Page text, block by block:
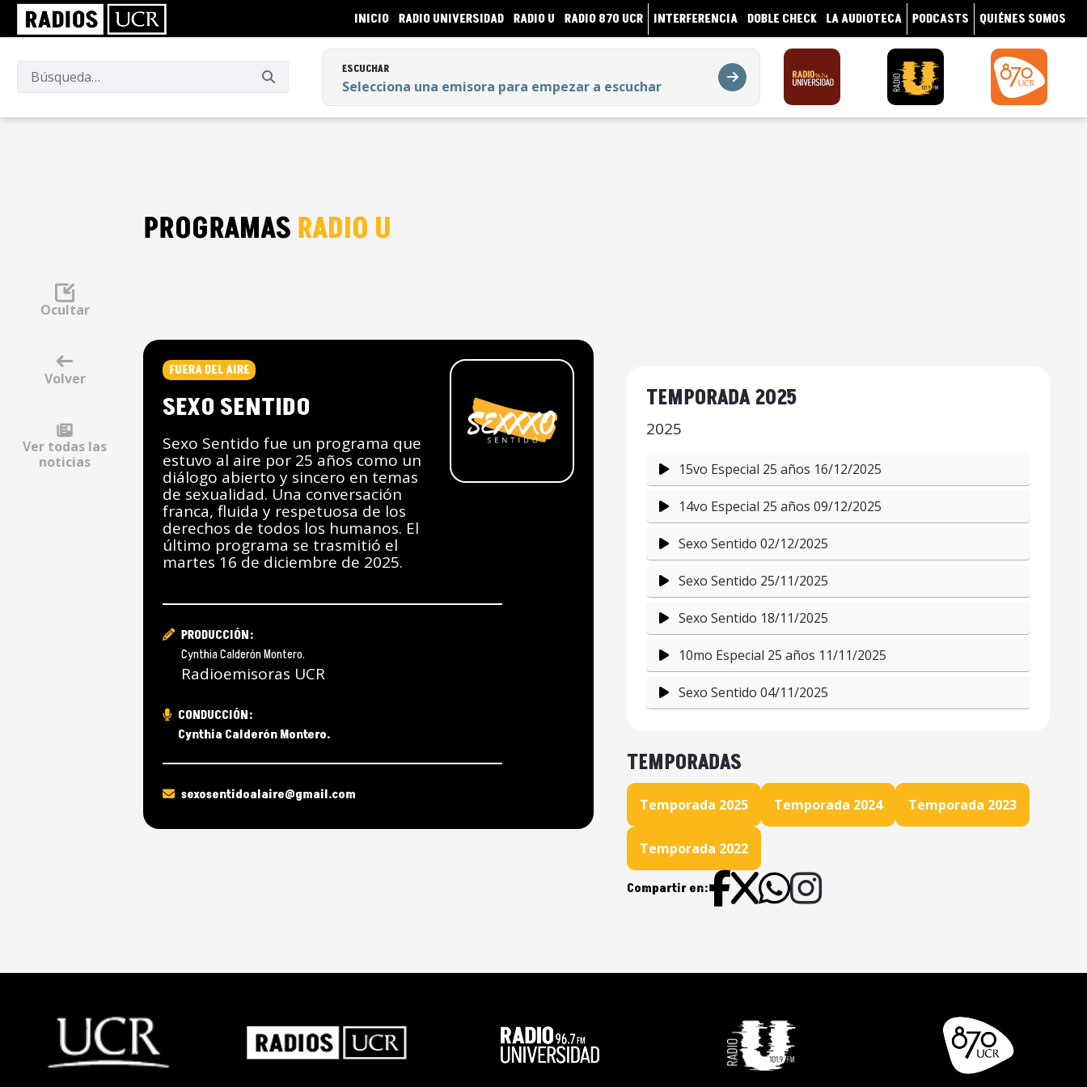
INICIO RADIO UNIVERSIDAD RADIO U RADIO 870 UCR INTERFERENCIA DOBLE CHECK LA AUDIOTECA PODCASTS QUIÉNES SOMOS
ESCUCHAR
Selecciona una emisora para empezar a escuchar
Selecciona una emisora para empezar a escuchar
Ocultar
Volver
Ver todas las
noticias
PROGRAMAS RADIO U
FUERA DEL AIRE
SEXO SENTIDO
Sexo Sentido fue un programa que
estuvo al aire por 25 años como un
diálogo abierto y sincero en temas
de sexualidad. Una conversación
franca, fluida y respetuosa de los
derechos de todos los humanos. El
último programa se trasmitió el
martes 16 de diciembre de 2025.
PRODUCCIÓN:
Cynthia Calderón Montero.
Radioemisoras UCR
CONDUCCIÓN:
Cynthia Calderón Montero.
sexosentidoalaire@gmail.com
TEMPORADA 2025
2025
15vo Especial 25 años 16/12/2025
14vo Especial 25 años 09/12/2025
Sexo Sentido 02/12/2025
Sexo Sentido 25/11/2025
Sexo Sentido 18/11/2025
10mo Especial 25 años 11/11/2025
Sexo Sentido 04/11/2025
7mo Especial 25 años 21/10/2025
6to Especial 25 años 14/10/2025
4to Especial 25 años 30/09/2025
3er Especial 25 años 23/09/2025
Sueños Sexuales 26/08/2025
Sexo Sentido 19/08/2025
TEMPORADAS
Temporada 2025 Temporada 2024 Temporada 2023
Temporada 2022
Compartir en: